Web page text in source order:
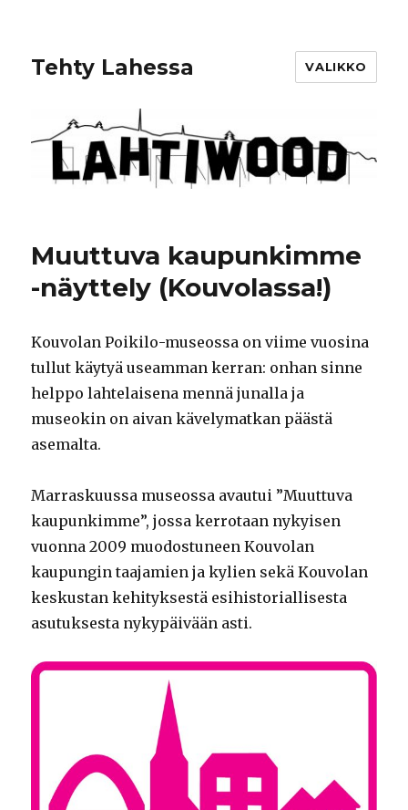
Tehty Lahessa VALIKKO
Muuttuva kaupunkimme
-näyttely (Kouvolassa!)
Kouvolan Poikilo-museossa on viime vuosina
tullut käytyä useamman kerran: onhan sinne
helppo lahtelaisena mennä junalla ja
museokin on aivan kävelymatkan päästä
asemalta.
Marraskuussa museossa avautui ”Muuttuva
kaupunkimme”, jossa kerrotaan nykyisen
vuonna 2009 muodostuneen Kouvolan
kaupungin taajamien ja kylien sekä Kouvolan
keskustan kehityksestä esihistoriallisesta
asutuksesta nykypäivään asti.